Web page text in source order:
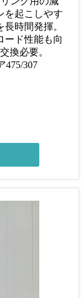
を起こしやす
時間発揮。
ード性能も向
換必要。
475/307